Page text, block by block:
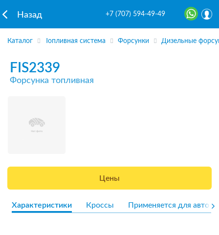
Назад +7 (707) 594-49-49
Каталог Топливная система Форсунки Дизельные
FIS2339
Форсунка топливная
Цены
Характеристики Кроссы Применяется для авто